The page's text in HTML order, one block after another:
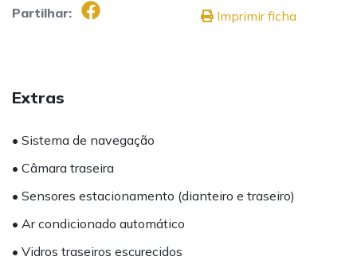
Partilhar: Imprimir ficha
Extras
• Sistema de navegação
• Câmara traseira
• Sensores estacionamento (dianteiro e traseiro)
• Ar condicionado automático
• Vidros traseiros escurecidos